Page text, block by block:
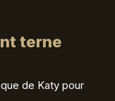
terne
de Katy pour